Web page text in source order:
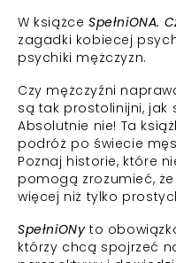
W książce SpełniONA.
zagadki kobiecej
psychiki mężczyzn.
Czy mężczyźni
są tak prostolinijni, jak
Absolutnie nie! Ta
podróż po świecie
Poznaj historie, które
pomogą zrozumieć,
więcej niż tylko
SpełniONyto
którzy chcą spojrzeć